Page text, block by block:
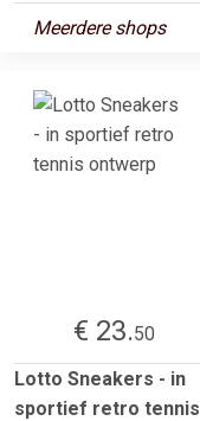
Meerdere shops
€ 23.50
Lotto Sneakers - in
sportief retro tennis